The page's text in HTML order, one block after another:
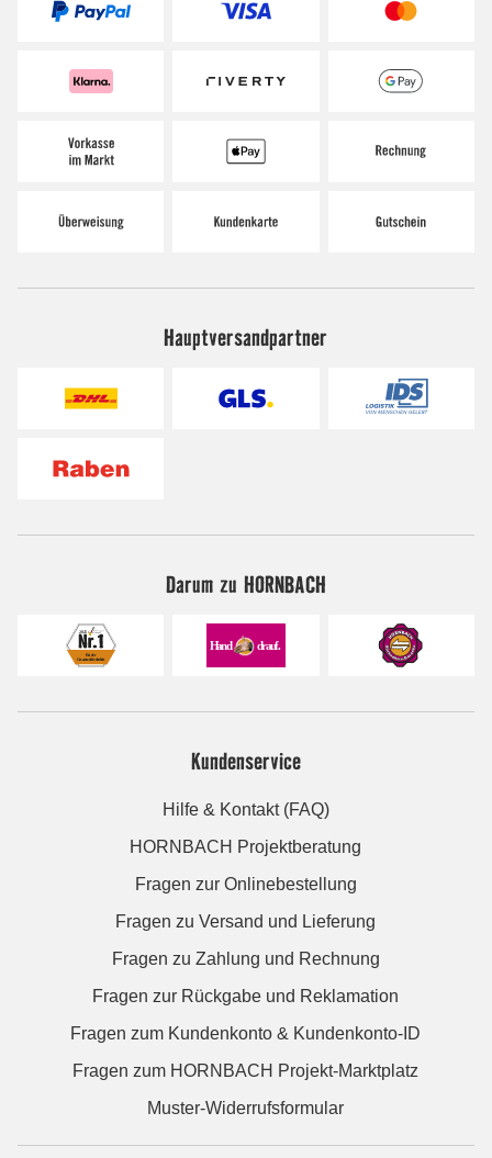
Hauptversandpartner
Darum zu HORNBACH
Kundenservice
Hilfe & Kontakt (FAQ)
HORNBACH Projektberatung
Fragen zur Onlinebestellung
Fragen zu Versand und Lieferung
Fragen zu Zahlung und Rechnung
Fragen zur Rückgabe und Reklamation
Fragen zum Kundenkonto & Kundenkonto-ID
Fragen zum HORNBACH Projekt-Marktplatz
Muster-Widerrufsformular